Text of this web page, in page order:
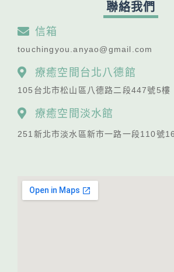
聯絡我們
信箱
touchingyou.anyao@gmail.com
療癒空間台北八德館
105台北市松山區八德路二段447號5樓
療癒空間淡水館
251新北市淡水區新市一路一段110號